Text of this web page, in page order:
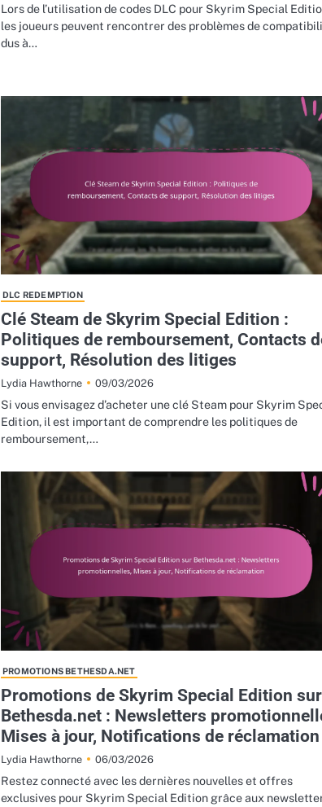
Lors de l’utilisation de codes DLC pour Skyrim Special
les joueurs peuvent rencontrer des problèmes de
dus à…
DLC REDEMPTION
Clé Steam de Skyrim Special Edition :
Politiques de remboursement, Contacts
support, Résolution des litiges
Lydia Hawthorne 09/03/2026
Si vous envisagez d’acheter une clé Steam pour Skyrim
Edition, il est important de comprendre les politiques de
remboursement,…
PROMOTIONS BETHESDA.NET
Promotions de Skyrim Special Edition sur
Bethesda.net : Newsletters
Mises à jour, Notifications de réclamation
Lydia Hawthorne 06/03/2026
Restez connecté avec les dernières nouvelles et offres
exclusives pour Skyrim Special Edition grâce aux